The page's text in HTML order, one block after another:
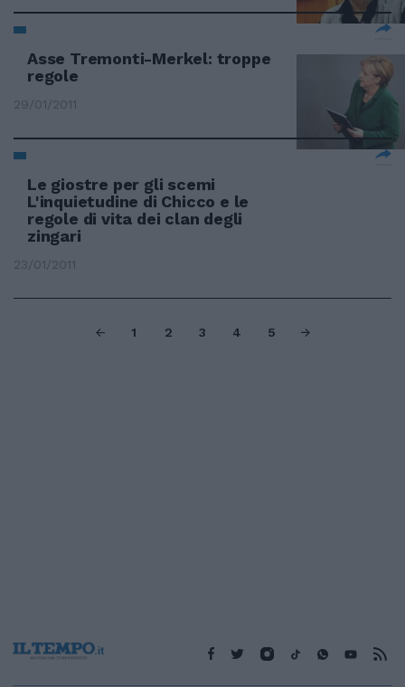
Asse Tremonti-Merkel: troppe
regole
29/01/2011
Le giostre per gli scemi
L'inquietudine di Chicco e le
regole di vita dei clan degli
zingari
23/01/2011
1 2 3 4 5